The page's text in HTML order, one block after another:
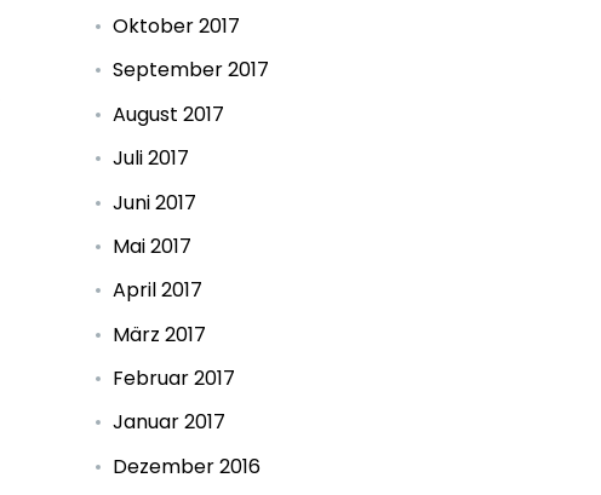
Oktober 2017
September 2017
August 2017
Juli 2017
Juni 2017
Mai 2017
April 2017
März 2017
Februar 2017
Januar 2017
Dezember 2016